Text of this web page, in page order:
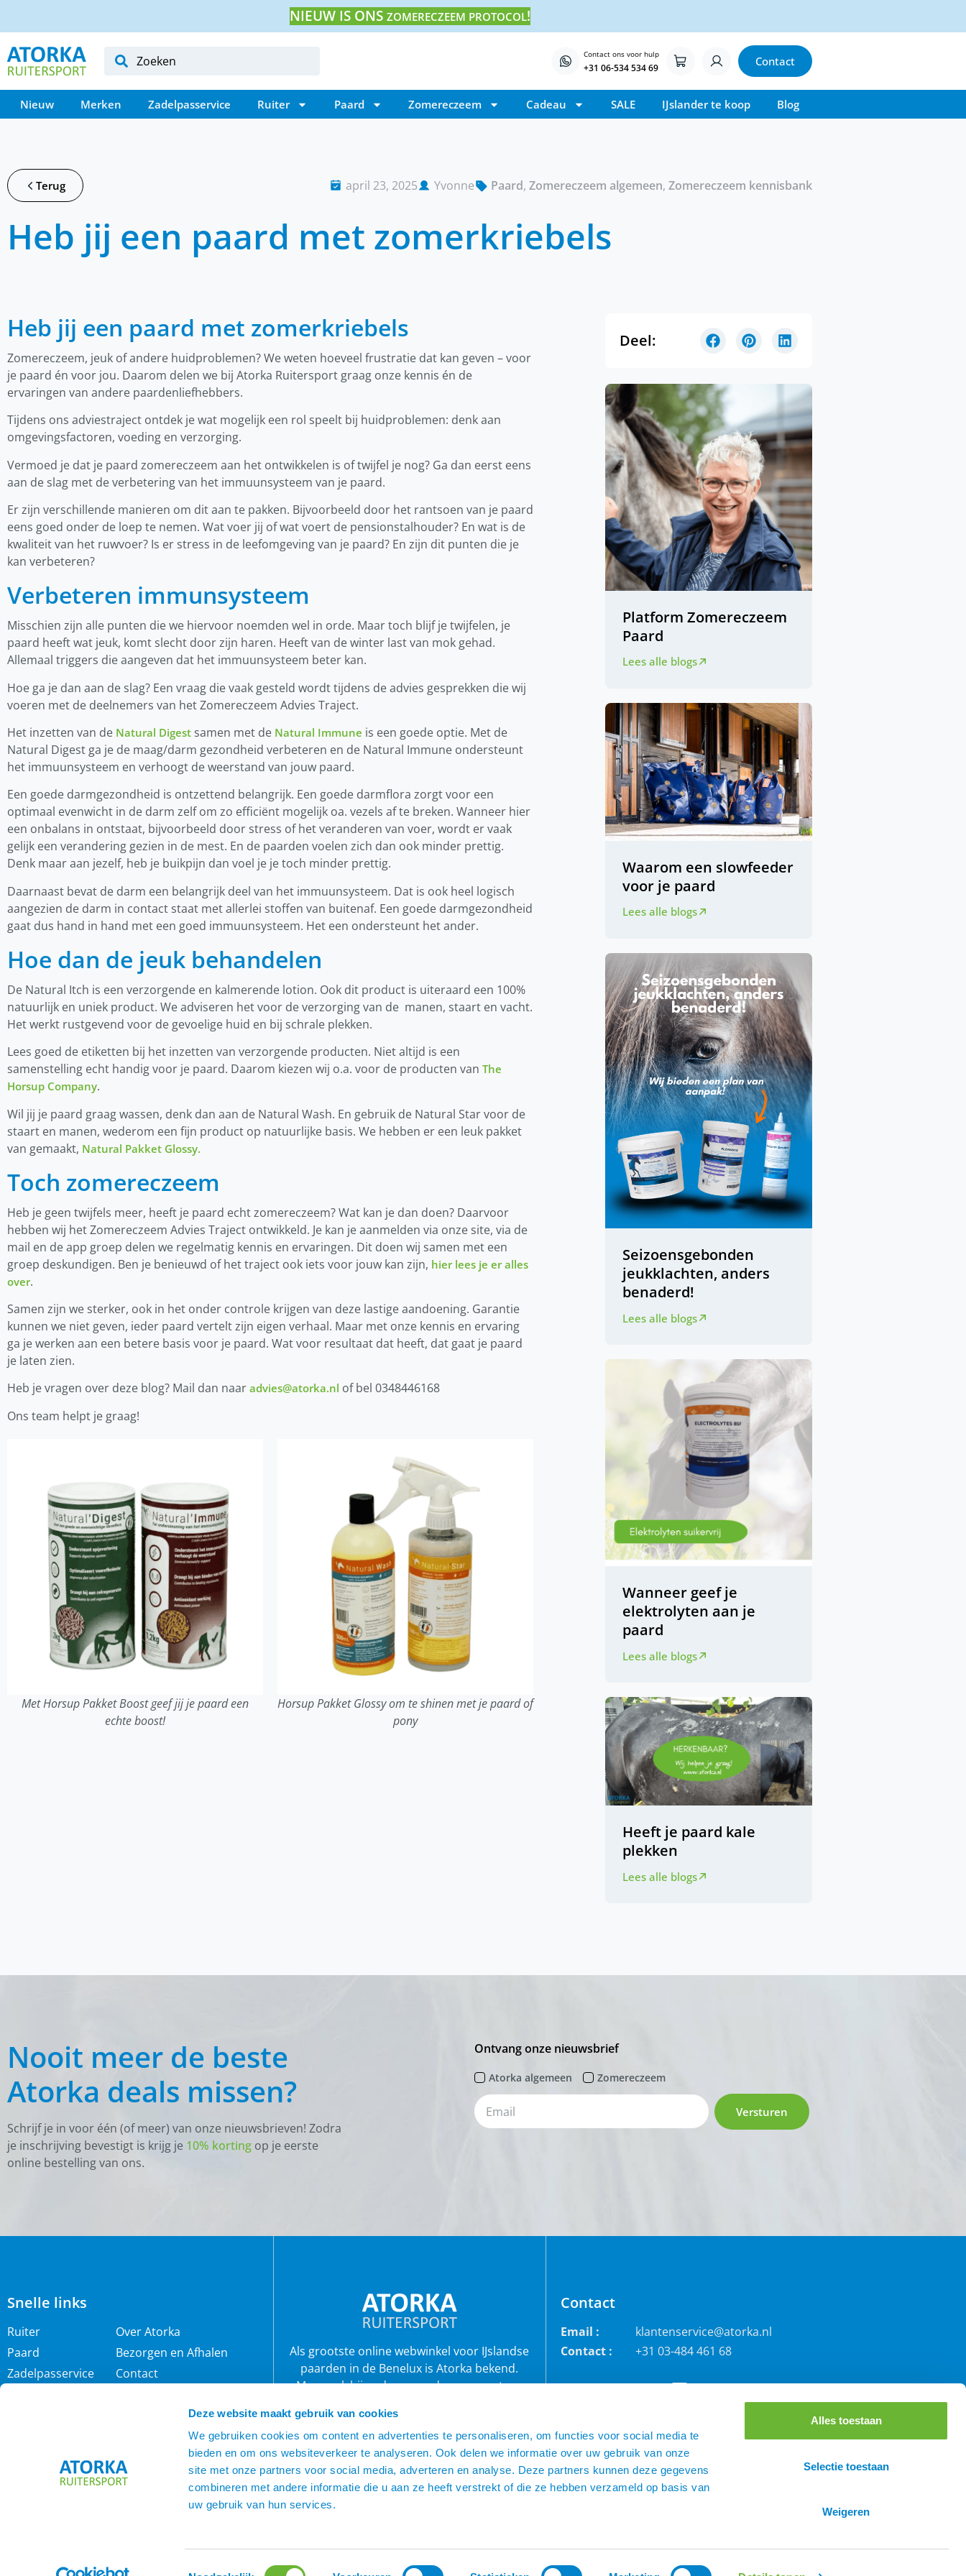
Deze website maakt gebruik van cookies
We gebruiken cookies om content en advertenties te personaliseren, om functies voor social media te
bieden en om ons websiteverkeer te analyseren. Ook delen we informatie over uw gebruik van onze
site met onze partners voor social media, adverteren en analyse. Deze partners kunnen deze gegevens
combineren met andere informatie die u aan ze heeft verstrekt of die ze hebben verzameld op basis van
uw gebruik van hun services.
Toestemmingsselectie
Alles toestaan
Selectie toestaan
Weigeren
NIEUW IS ONS ZOMERECZEEM PROTOCOL!
Contact ons voor hulp
+31 06-534 534 69 Contact
Nieuw Merken Zadelpasservice Ruiter Paard Zomereczeem Cadeau SALE IJslander te koop Blog
Terug april 23, 2025 Yvonne Paard, Zomereczeem algemeen, Zomereczeem kennisbank
Heb jij een paard met zomerkriebels
Heb jij een paard met zomerkriebels
Zomereczeem, jeuk of andere huidproblemen? We weten hoeveel frustratie dat kan geven – voor
je paard én voor jou. Daarom delen we bij Atorka Ruitersport graag onze kennis én de
ervaringen van andere paardenliefhebbers.
Tijdens ons adviestraject ontdek je wat mogelijk een rol speelt bij huidproblemen: denk aan
omgevingsfactoren, voeding en verzorging.
Vermoed je dat je paard zomereczeem aan het ontwikkelen is of twijfel je nog? Ga dan eerst eens
aan de slag met de verbetering van het immuunsysteem van je paard.
Er zijn verschillende manieren om dit aan te pakken. Bijvoorbeeld door het rantsoen van je paard
eens goed onder de loep te nemen. Wat voer jij of wat voert de pensionstalhouder? En wat is de
kwaliteit van het ruwvoer? Is er stress in de leefomgeving van je paard? En zijn dit punten die je
kan verbeteren?
Verbeteren immunsysteem
Misschien zijn alle punten die we hiervoor noemden wel in orde. Maar toch blijf je twijfelen, je
paard heeft wat jeuk, komt slecht door zijn haren. Heeft van de winter last van mok gehad.
Allemaal triggers die aangeven dat het immuunsysteem beter kan.
Hoe ga je dan aan de slag? Een vraag die vaak gesteld wordt tijdens de advies gesprekken die wij
voeren met de deelnemers van het Zomereczeem Advies Traject.
Het inzetten van de Natural Digest samen met de Natural Immune is een goede optie. Met de
Natural Digest ga je de maag/darm gezondheid verbeteren en de Natural Immune ondersteunt
het immuunsysteem en verhoogt de weerstand van jouw paard.
Een goede darmgezondheid is ontzettend belangrijk. Een goede darmflora zorgt voor een
optimaal evenwicht in de darm zelf om zo efficiënt mogelijk oa. vezels af te breken. Wanneer hier
een onbalans in ontstaat, bijvoorbeeld door stress of het veranderen van voer, wordt er vaak
gelijk een verandering gezien in de mest. En de paarden voelen zich dan ook minder prettig.
Denk maar aan jezelf, heb je buikpijn dan voel je je toch minder prettig.
Daarnaast bevat de darm een belangrijk deel van het immuunsysteem. Dat is ook heel logisch
aangezien de darm in contact staat met allerlei stoffen van buitenaf. Een goede darmgezondheid
gaat dus hand in hand met een goed immuunsysteem. Het een ondersteunt het ander.
Hoe dan de jeuk behandelen
De Natural Itch is een verzorgende en kalmerende lotion. Ook dit product is uiteraard een 100%
natuurlijk en uniek product. We adviseren het voor de verzorging van de manen, staart en vacht.
Het werkt rustgevend voor de gevoelige huid en bij schrale plekken.
Lees goed de etiketten bij het inzetten van verzorgende producten. Niet altijd is een
samenstelling echt handig voor je paard. Daarom kiezen wij o.a. voor de producten van The
Horsup Company.
Wil jij je paard graag wassen, denk dan aan de Natural Wash. En gebruik de Natural Star voor de
staart en manen, wederom een fijn product op natuurlijke basis. We hebben er een leuk pakket
van gemaakt, Natural Pakket Glossy.
Toch zomereczeem
Heb je geen twijfels meer, heeft je paard echt zomereczeem? Wat kan je dan doen? Daarvoor
hebben wij het Zomereczeem Advies Traject ontwikkeld. Je kan je aanmelden via onze site, via de
mail en de app groep delen we regelmatig kennis en ervaringen. Dit doen wij samen met een
groep deskundigen. Ben je benieuwd of het traject ook iets voor jouw kan zijn, hier lees je er alles
over.
Samen zijn we sterker, ook in het onder controle krijgen van deze lastige aandoening. Garantie
kunnen we niet geven, ieder paard vertelt zijn eigen verhaal. Maar met onze kennis en ervaring
ga je werken aan een betere basis voor je paard. Wat voor resultaat dat heeft, dat gaat je paard
je laten zien.
Heb je vragen over deze blog? Mail dan naar advies@atorka.nl of bel 0348446168
Ons team helpt je graag!
Met Horsup Pakket Boost geef jij je paard een
echte boost!
Horsup Pakket Glossy om te shinen met je paard of
pony
Deel:
Platform Zomereczeem
Paard
Lees alle blogs
Waarom een slowfeeder
voor je paard
Lees alle blogs
Seizoensgebonden
jeukklachten, anders
benaderd!
Lees alle blogs
Wanneer geef je
elektrolyten aan je
paard
Lees alle blogs
Heeft je paard kale
plekken
Lees alle blogs
Nooit meer de beste
Atorka deals missen?
Schrijf je in voor één (of meer) van onze nieuwsbrieven! Zodra
je inschrijving bevestigt is krijg je 10% korting op je eerste
online bestelling van ons.
Ontvang onze nieuwsbrief
Atorka algemeen Zomereczeem
Versturen
Snelle links
Ruiter
Paard
Zadelpasservice
Over Atorka
Bezorgen en Afhalen
Contact
Voorwaarden
Als grootste online webwinkel voor IJslandse
paarden in de Benelux is Atorka bekend.
Maar ook bij andere paardenrassen staan
rijbroeken, waterdichte ruiterjassen en zo
veel meer!
Contact
Email :
klantenservice@atorka.nl
Contact :
+31 03-484 461 68
0